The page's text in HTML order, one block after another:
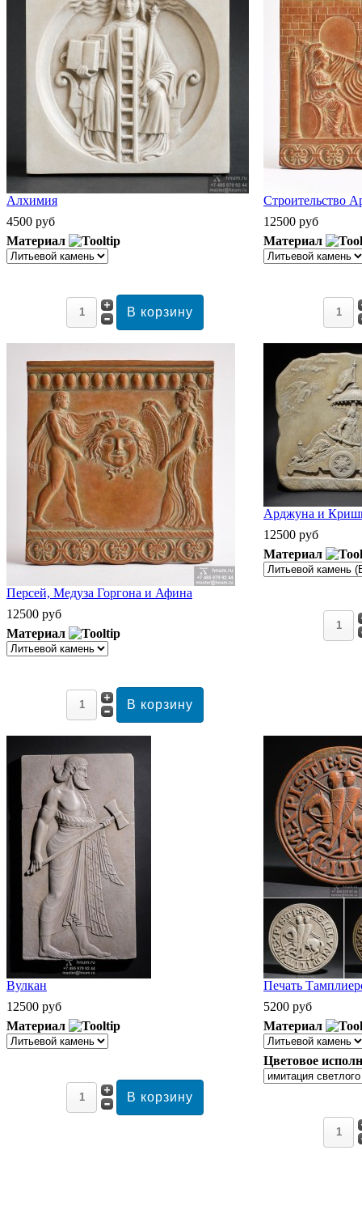
Алхимия
4500 руб
Материал
Строительство
12500 руб
Материал
Персей, Медуза Горгона и Афина
12500 руб
Материал
Арджуна и
12500 руб
Материал
Вулкан
12500 руб
Материал
Печать
5200 руб
Материал
Цветовое